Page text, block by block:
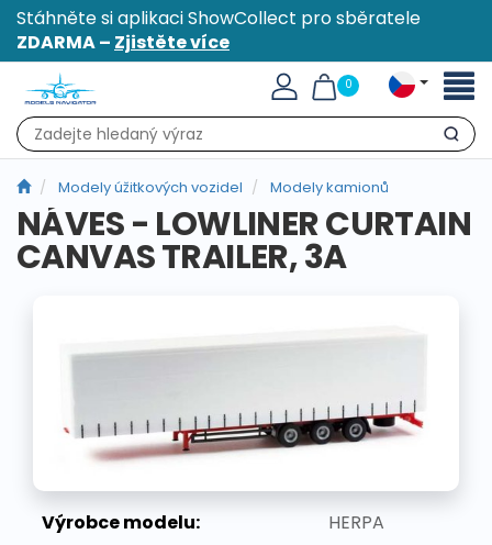
Stáhněte si aplikaci ShowCollect pro sběratele
ZDARMA – Zjistěte více
0
Hledat
Modely úžitkových vozidel Modely kamionů
NÁVES - LOWLINER CURTAIN
CANVAS TRAILER, 3A
Výrobce modelu:
HERPA